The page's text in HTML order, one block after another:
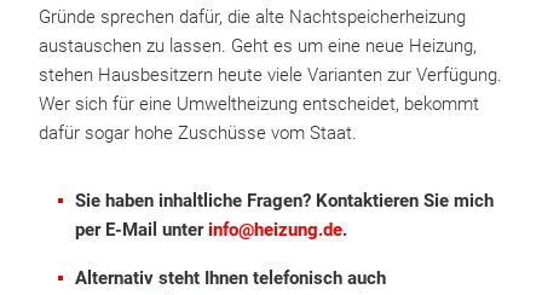
Gründe sprechen dafür, die alte Nachtspeicherheizung
austauschen zu lassen. Geht es um eine neue Heizung,
stehen Hausbesitzern heute viele Varianten zur Verfügung.
Wer sich für eine Umweltheizung entscheidet, bekommt
dafür sogar hohe Zuschüsse vom Staat.
Sie haben inhaltliche Fragen? Kontaktieren Sie mich
per E-Mail unterinfo@heizung.de.
Alternativ steht Ihnen telefonisch auch